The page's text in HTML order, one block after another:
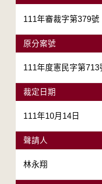
111年審裁字第379號
原分案號
111年度憲民字第713
裁定日期
111年10月14日
聲請人
林永翔